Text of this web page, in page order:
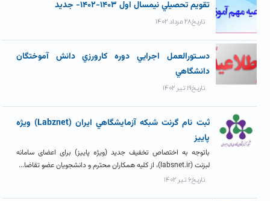
تقويم تحصيلي نيمسال اول ۱۴۰۳-۱۴۰۲- جديد
تاریخ۲۸ مرداد ۱۴۰۲
دسـتورالعمل اجرايي دوره کارورزي دانش آموختگان
دانشگاهي
تاریخ۱۹ تیر ۱۴۰۲
ثبت نام گرنت شبکه آزمايشگاهي ايران (Labznet) ویژه
پاییز
باتوجه به اختصاص تخفیف جدید (ویژه پاییز) برای اعضای سامانه
لبزنت (labsnet.ir)، از کلیه همکاران محترم و دانشجویان عضو تقاضا...
تاریخ۶ تیر ۱۴۰۲